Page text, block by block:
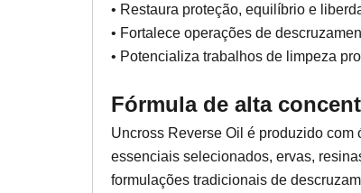
• Restaura proteção, equilíbrio e
• Fortalece operações de
• Potencializa trabalhos de limpeza
Fórmula de alta
Uncross Reverse Oil é produzido
essenciais selecionados, ervas,
formulações tradicionais de